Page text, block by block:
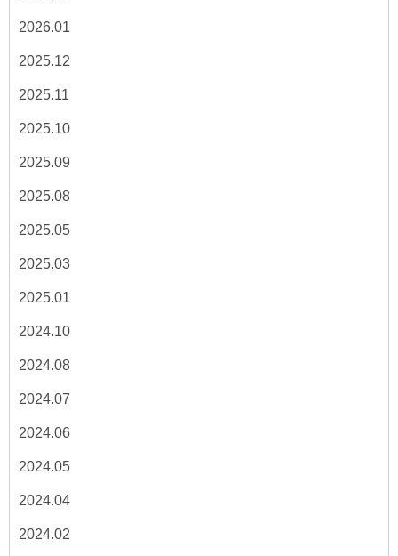
2026.01
2025.12
2025.11
2025.10
2025.09
2025.08
2025.05
2025.03
2025.01
2024.10
2024.08
2024.07
2024.06
2024.05
2024.04
2024.02